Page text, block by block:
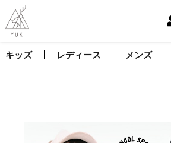
キッズ レディース メンズ